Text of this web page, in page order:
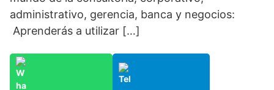
administrativo, gerencia, banca y negocios:
Aprenderás a utilizar […]